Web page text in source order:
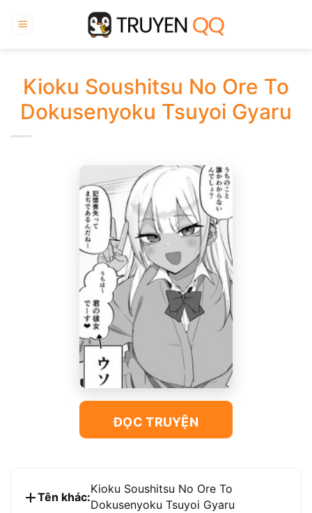
qua
Kioku Soushitsu No Ore To
Dokusenyoku Tsuyoi Gyaru
ĐỌC TRUYỆN
Tên khác:
Kioku Soushitsu No Ore To
Dokusenyoku Tsuyoi Gyaru